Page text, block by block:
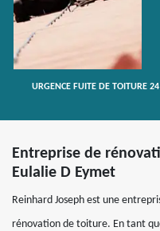
URGENCE FUITE DE TOITURE 24
Entreprise de
Eulalie D Eymet
Reinhard Joseph est une
rénovation de toiture. En tant